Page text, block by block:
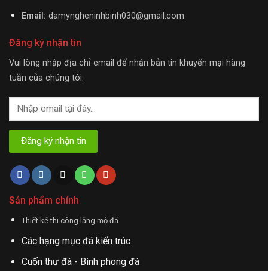
Email: damyngheninhbinh030@gmail.com
Đăng ký nhận tin
Vui lòng nhập địa chỉ email để nhận bản tin khuyến mại hàng
tuần của chúng tôi:
Sản phẩm chính
Thiết kế thi công lăng mộ đá
Các hạng mục đá kiến trúc
Cuốn thư đá - Bình phong đá